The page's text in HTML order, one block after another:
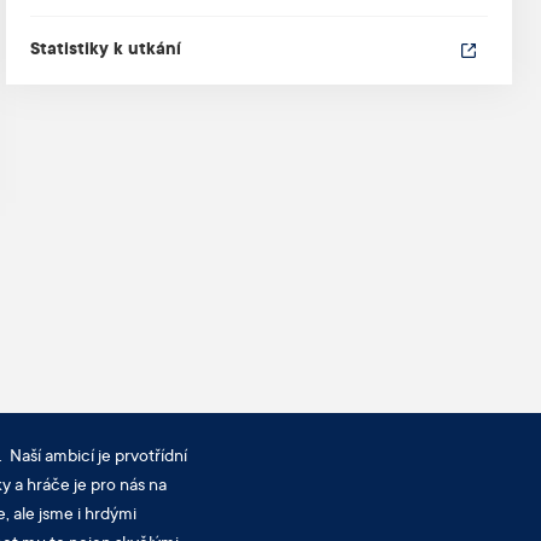
Statistiky k utkání
Naší ambicí je prvotřídní
a hráče je pro nás na
ale jsme i hrdými